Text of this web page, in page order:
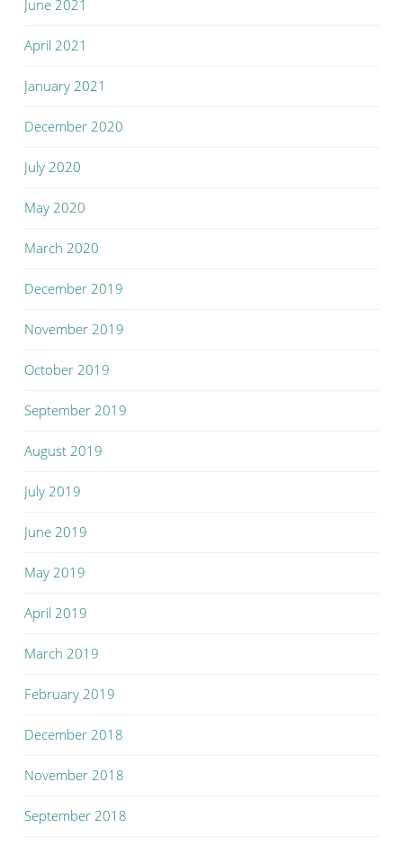
June 2021
April 2021
January 2021
December 2020
July 2020
May 2020
March 2020
December 2019
November 2019
October 2019
September 2019
August 2019
July 2019
June 2019
May 2019
April 2019
March 2019
February 2019
December 2018
November 2018
September 2018